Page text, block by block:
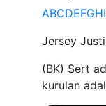
ABCDEFGHI
Jersey
(BK) Sert
kurulan